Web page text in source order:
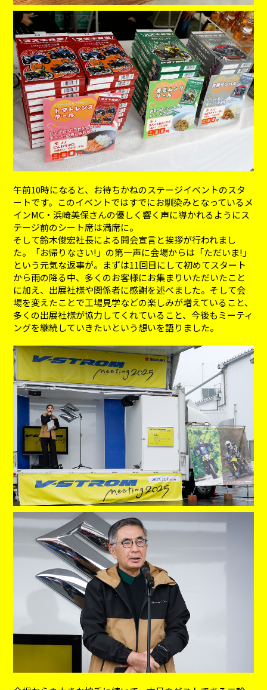
午前10時になると、お待ちかねのステージイベントのスタ
ートです。このイベントではすでにお馴染みとなっているメ
インMC・浜崎美保さんの優しく響く声に導かれるようにス
テージ前のシート席は満席に。
そして鈴木俊宏社長による開会宣言と挨拶が行われまし
た。「お帰りなさい!」の第一声に会場からは「ただいま!」
という元気な返事が。まずは11回目にして初めてスタート
から雨の降る中、多くのお客様にお集まりいただいたこと
に加え、出展社様や関係者に感謝を述べました。そして会
場を変えたことで工場見学などの楽しみが増えていること、
多くの出展社様が協力してくれていること、今後もミーティ
ングを継続していきたいという想いを語りました。